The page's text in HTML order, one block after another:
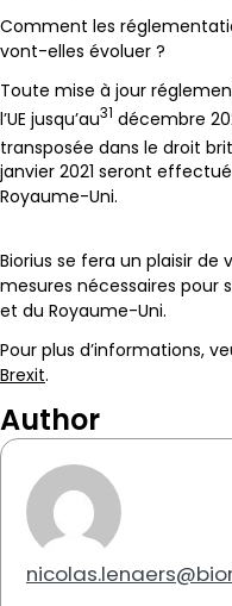
Comment les
vont-elles évoluer ?
Toute mise à jour
l’UE jusqu’au31 décembre
transposée dans le droit
janvier 2021 seront
Royaume-Uni.
Biorius se fera un plaisir de
mesures nécessaires pour
et du Royaume-Uni.
Pour plus d’informations,
Brexit.
Author